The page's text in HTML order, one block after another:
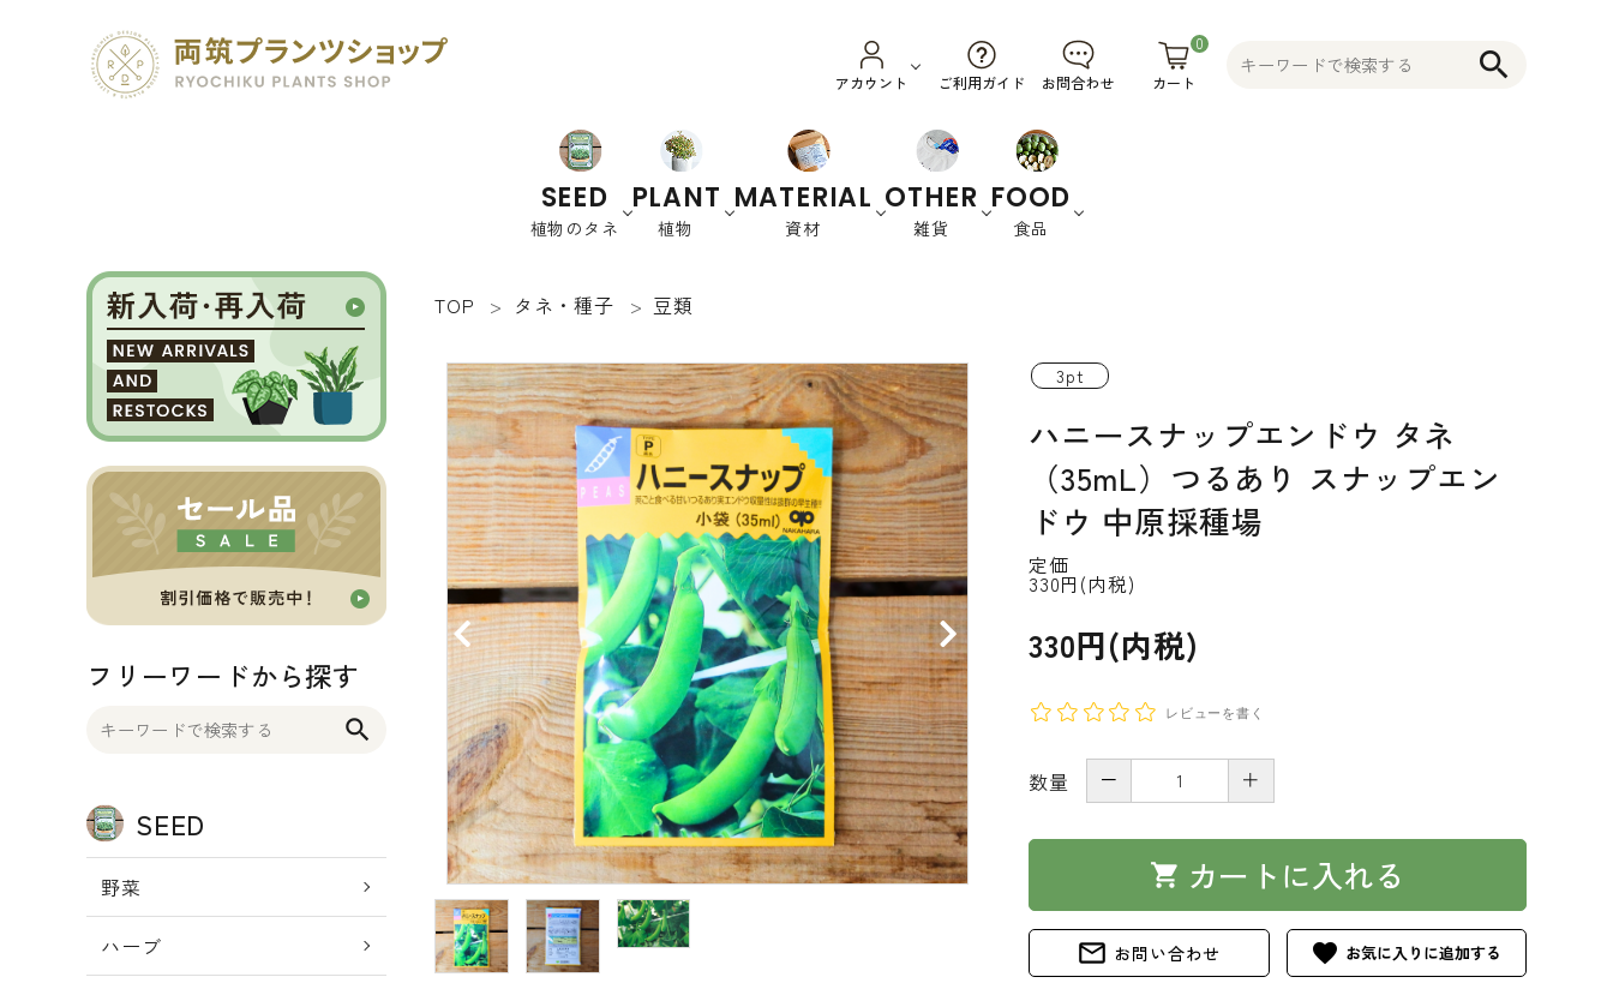
アカウント ご利用ガイド お問合わせ
0
カート
search
SEED
植物のタネ
ト
緑肥など
PLANT
植物
ア
MATERIAL
資材
OTHER
雑貨
類
籍
FOOD
食品
物
食
の
他
search
SEED 植物のタネ
PLANT 植物
MATERIAL 資材
OTHER 雑貨
ご利用ガイド
プライバシーポリシー
特定商取引法について
お問い合わせ
フリーワードから探す
search
SEED
野菜
ハーブ
TOP タネ・種子 豆類
3pt
ハニースナップエンドウ タネ
（35mL）つるあり スナップエン
ドウ 中原採種場
定価
330円(内税)
330円(内税)
レビューを書く
数量 － ＋
shopping_cart カートに入れる
mail_outline お問い合わせ favorite